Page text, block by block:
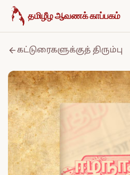
உள்ளடக்கத்திற்குச் செல்க
தமிழீழ ஆவணக் காப்பகம்
கட்டுரைகளுக்குத் திரும்பு